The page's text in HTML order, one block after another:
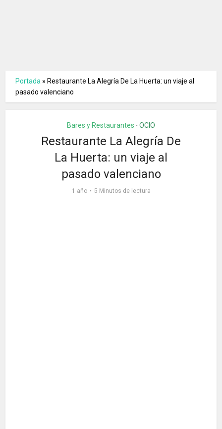
Portada » Restaurante La Alegría De La Huerta: un viaje al
pasado valenciano
Bares y Restaurantes • OCIO
Restaurante La Alegría De
La Huerta: un viaje al
pasado valenciano
1 año 5 Minutos de lectura